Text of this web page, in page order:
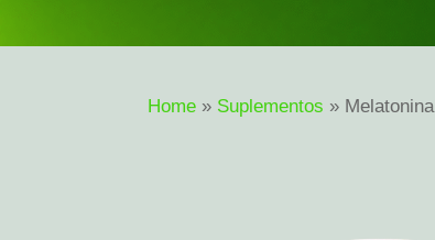
Home » Suplementos » Melatonina